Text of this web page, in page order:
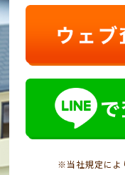
※当社規定によ